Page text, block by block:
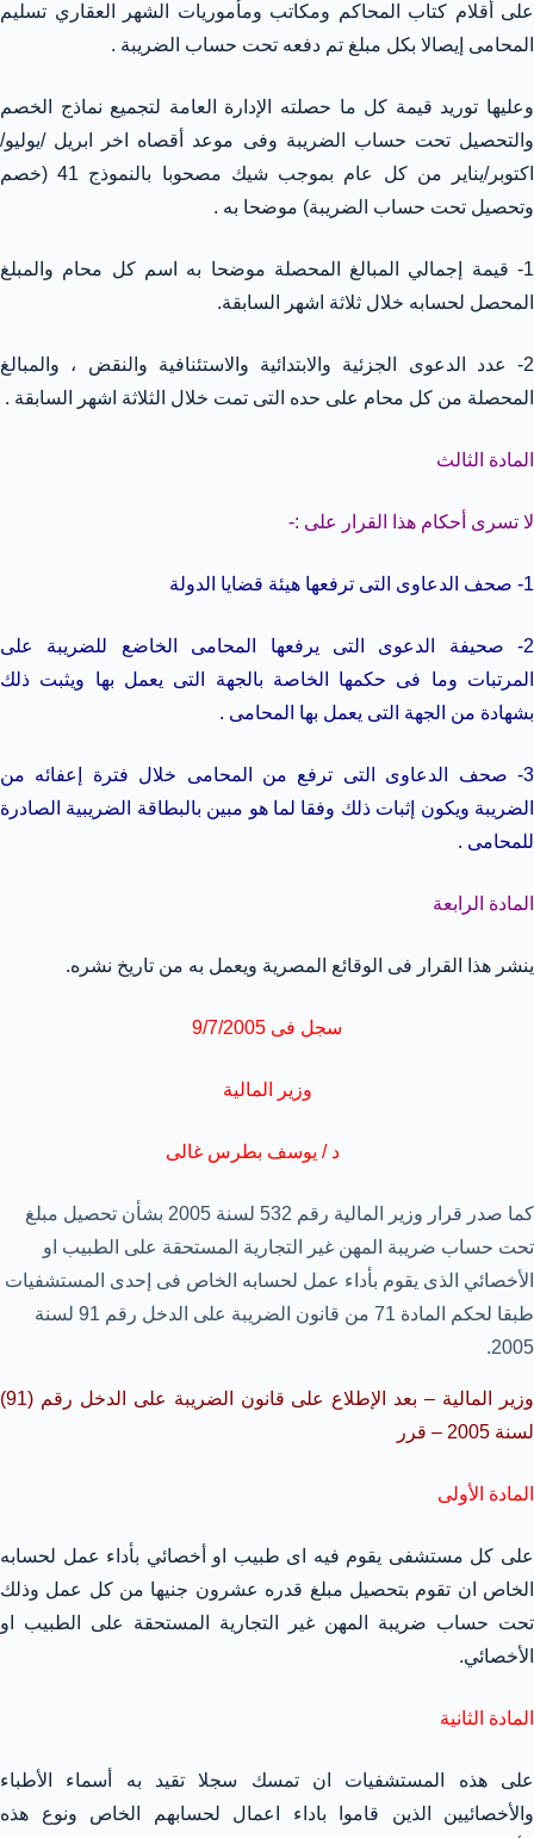
على أقلام كتاب المحاكم ومكاتب ومأموريات الشهر العقاري تسليم
المحامى إيصالا بكل مبلغ تم دفعه تحت حساب الضريبة .
وعليها توريد قيمة كل ما حصلته الإدارة العامة لتجميع نماذج الخصم
والتحصيل تحت حساب الضريبة وفى موعد أقصاه اخر ابريل /يوليو/
اكتوبر/يناير من كل عام بموجب شيك مصحوبا بالنموذج 41 (خصم
وتحصيل تحت حساب الضريبة) موضحا به .
1- قيمة إجمالي المبالغ المحصلة موضحا به اسم كل محام والمبلغ
المحصل لحسابه خلال ثلاثة اشهر السابقة.
2- عدد الدعوى الجزئية والابتدائية والاستئنافية والنقض ، والمبالغ
المحصلة من كل محام على حده التى تمت خلال الثلاثة اشهر السابقة .
المادة الثالث
لا تسرى أحكام هذا القرار على :-
1- صحف الدعاوى التى ترفعها هيئة قضايا الدولة
2- صحيفة الدعوى التى يرفعها المحامى الخاضع للضريبة على
المرتبات وما فى حكمها الخاصة بالجهة التى يعمل بها ويثبت ذلك
بشهادة من الجهة التى يعمل بها المحامى .
3- صحف الدعاوى التى ترفع من المحامى خلال فترة إعفائه من
الضريبة ويكون إثبات ذلك وفقا لما هو مبين بالبطاقة الضريبية الصادرة
للمحامى .
المادة الرابعة
ينشر هذا القرار فى الوقائع المصرية ويعمل به من تاريخ نشره.
سجل فى 9/7/2005
وزير المالية
د / يوسف بطرس غالى
كما صدر قرار وزير المالية رقم 532 لسنة 2005 بشأن تحصيل مبلغ
تحت حساب ضريبة المهن غير التجارية المستحقة على الطبيب او
الأخصائي الذى يقوم بأداء عمل لحسابه الخاص فى إحدى المستشفيات
طبقا لحكم المادة 71 من قانون الضريبة على الدخل رقم 91 لسنة
2005.
وزير المالية – بعد الإطلاع على قانون الضريبة على الدخل رقم (91)
لسنة 2005 – قرر
المادة الأولى
على كل مستشفى يقوم فيه اى طبيب او أخصائي بأداء عمل لحسابه
الخاص ان تقوم بتحصيل مبلغ قدره عشرون جنيها من كل عمل وذلك
تحت حساب ضريبة المهن غير التجارية المستحقة على الطبيب او
الأخصائي.
المادة الثانية
على هذه المستشفيات ان تمسك سجلا تقيد به أسماء الأطباء
والأخصائيين الذين قاموا باداء اعمال لحسابهم الخاص ونوع هذه